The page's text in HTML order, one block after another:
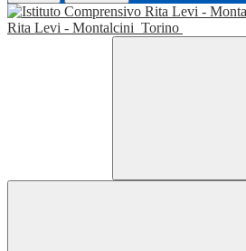
Rita Levi - Montalcini Torino